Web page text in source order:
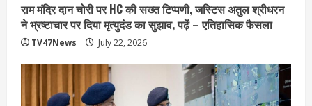
राम मंदिर दान चोरी पर HC की सख्त टिप्पणी, जस्टिस अतुल श्रीधरन
ने भ्रष्टाचार पर द‍िया मृत्युदंड का सुझाव, पढ़ें – एत‍िहास‍िक फैसला
TV47News July 22, 2026